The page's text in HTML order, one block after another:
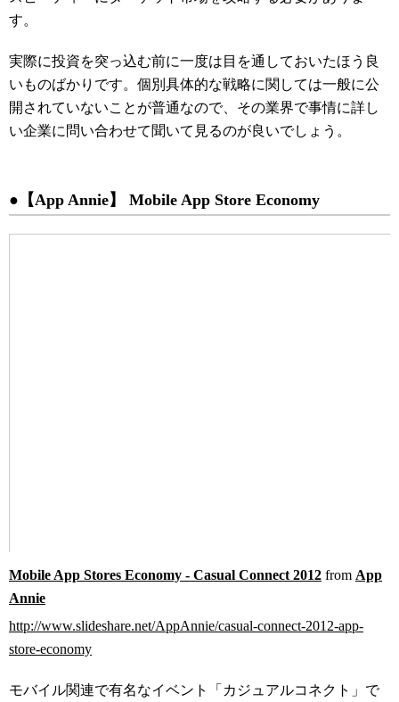
す。
実際に投資を突っ込む前に一度は目を通しておいたほう良
いものばかりです。個別具体的な戦略に関しては一般に公
開されていないことが普通なので、その業界で事情に詳し
い企業に問い合わせて聞いて見るのが良いでしょう。
●【App Annie】 Mobile App Store Economy
Mobile App Stores Economy - Casual Connect 2012 from App
Annie
http://www.slideshare.net/AppAnnie/casual-connect-2012-app-
store-economy
モバイル関連で有名なイベント「カジュアルコネクト」で